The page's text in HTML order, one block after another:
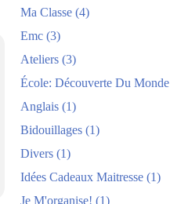
Ma Classe (4)
Emc (3)
Ateliers (3)
École: Découverte Du Monde
Anglais (1)
Bidouillages (1)
Divers (1)
Idées Cadeaux Maitresse (1)
Je M'organise! (1)